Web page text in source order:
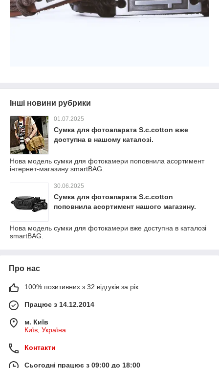
Інші новини рубрики
01.07.2025
Сумка для фотоапарата S.c.cotton вже
доступна в нашому каталозі.
Нова модель сумки для фотокамери поповнила асортимент
інтернет-магазину smartBAG.
30.06.2025
Сумка для фотоапарата S.c.cotton
поповнила асортимент нашого магазину.
Нова модель сумки для фотокамери вже доступна в каталозі
smartBAG.
Про нас
100% позитивних з 32 відгуків за рік
Працює з 14.12.2014
м. Київ
Київ, Україна
Контакти
Сьогодні працює з 09:00 до 18:00